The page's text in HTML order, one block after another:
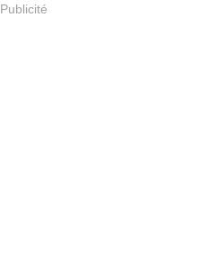
Publicité